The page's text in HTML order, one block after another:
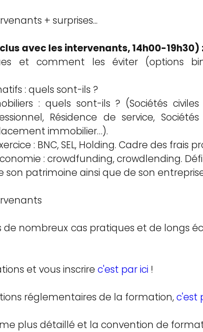
+ surprises...
avec les intervenants, 14h00-19h30)
et comment les éviter (options
: quels sont-ils ?
: quels sont-ils ? (Sociétés civiles
Résidence de service,
immobilier…).
: BNC, SEL, Holding. Cadre des frais
: crowdfunding, crowdlending.
son patrimoine ainsi que de son
de nombreux cas pratiques et de longs
et vous inscrire c'est par ici !
réglementaires de la formation,c'est
plus détaillé et la convention de